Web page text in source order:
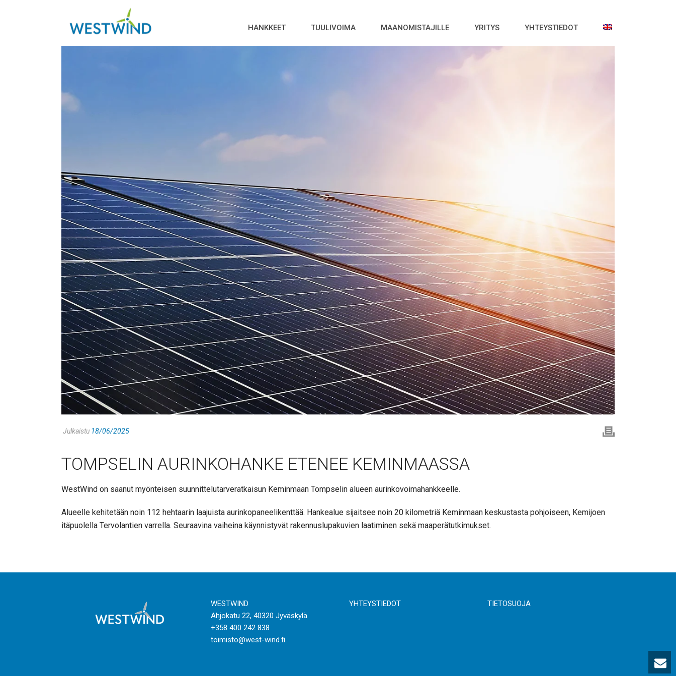
HANKKEET TUULIVOIMA MAANOMISTAJILLE YRITYS YHTEYSTIEDOT
Julkaistu 18/06/2025
TOMPSELIN AURINKOHANKE ETENEE KEMINMAASSA
WestWind on saanut myönteisen suunnittelutarveratkaisun Keminmaan Tompselin alueen aurinkovoimahankkeelle.
Alueelle kehitetään noin 112 hehtaarin laajuista aurinkopaneelikenttää. Hankealue sijaitsee noin 20 kilometriä Keminmaan keskustasta pohjoiseen, Kemijoen
itäpuolella Tervolantien varrella. Seuraavina vaiheina käynnistyvät rakennuslupakuvien laatiminen sekä maaperätutkimukset.
WESTWIND
Ahjokatu 22, 40320 Jyväskylä
+358 400 242 838
toimisto@west-wind.fi
YHTEYSTIEDOT TIETOSUOJA